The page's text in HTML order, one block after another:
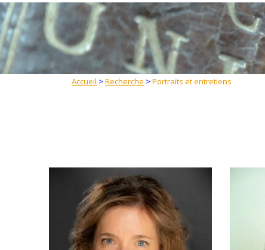
Accueil >Recherche >Portraits et entretiens